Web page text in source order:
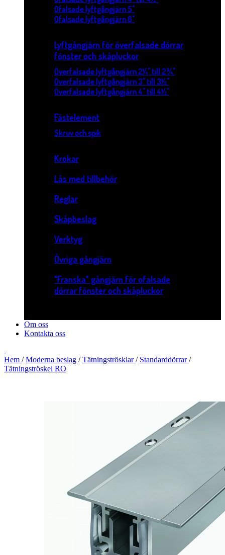
Ofalsade lyftgångjärn 5"
Ofalsade lyftgångjärn 6"
Lyftgångjärn för överfalsade dörrar
fönster och skåpluckor
Överfalsade lyftgångjärn 2¼" till 2¾"
Överfalsade lyftgångjärn 3" till 3½"
Överfalsade lyftgångjärn 4" till 4½"
Fästelement
Skruv och spik
Krokar
Lås med tillbehör
Reglar
Skåpbeslag
Verktyg
Övriga gångjärn
"Franska" gångjärn för ofalsade
dörrar fönster och skåpluckor
Om oss
Kontakta oss
Hem / Moderna beslag / Tätningströsklar/ Standarddörrar/
Tätningströskel RO